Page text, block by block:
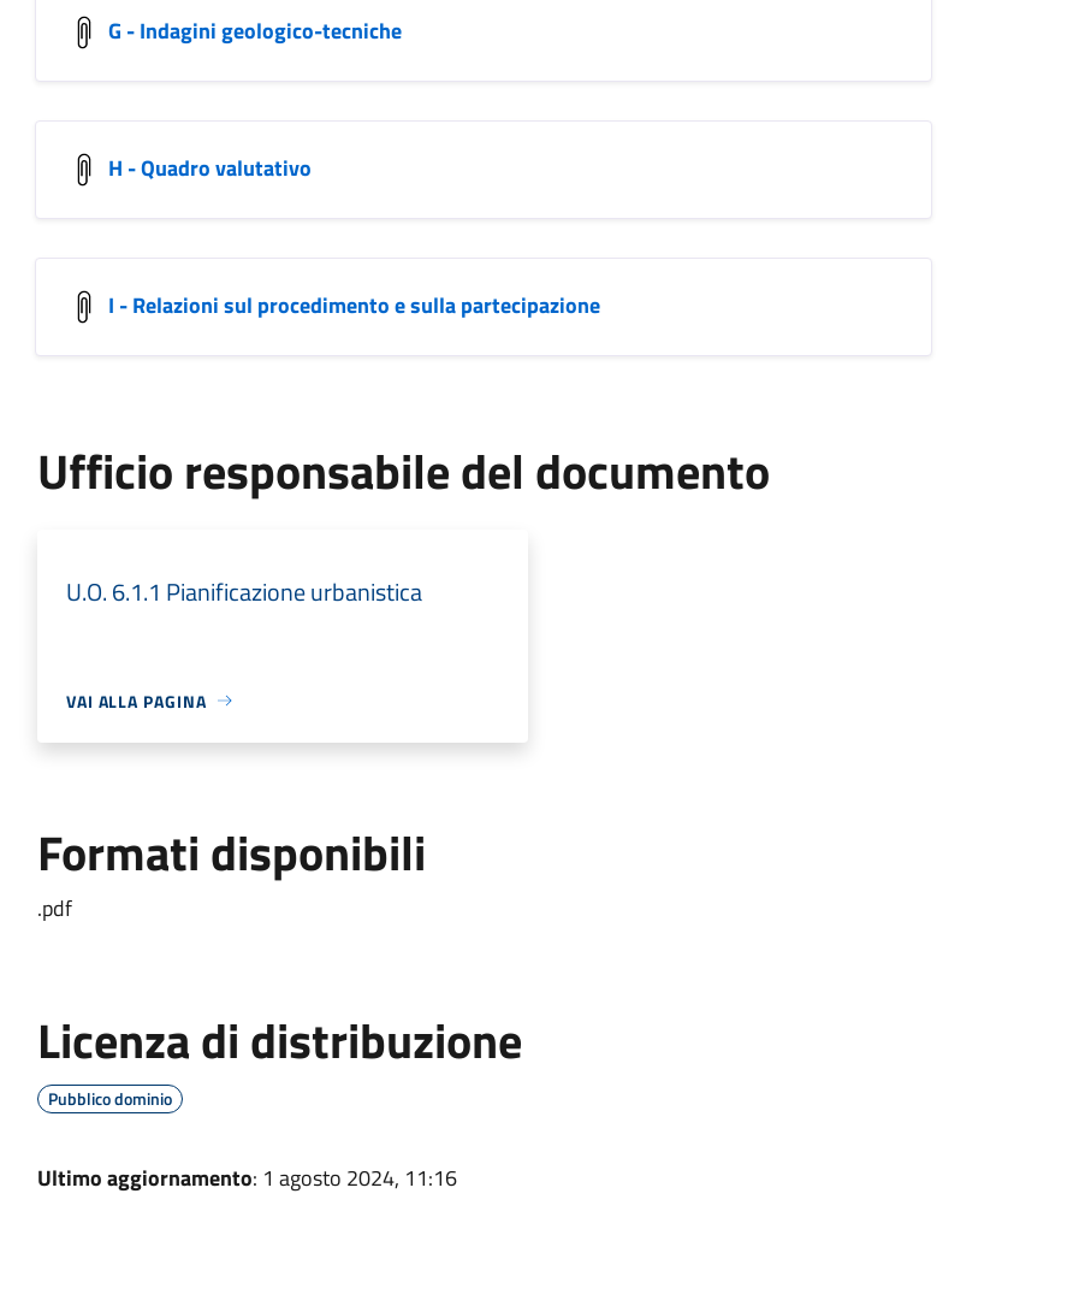
G - Indagini geologico-tecniche
H - Quadro valutativo
I - Relazioni sul procedimento e sulla partecipazione
Ufficio responsabile del documento
U.O. 6.1.1 Pianificazione urbanistica
VAI ALLA PAGINA
Formati disponibili
.pdf
Licenza di distribuzione
Pubblico dominio
Ultimo aggiornamento: 1 agosto 2024, 11:16